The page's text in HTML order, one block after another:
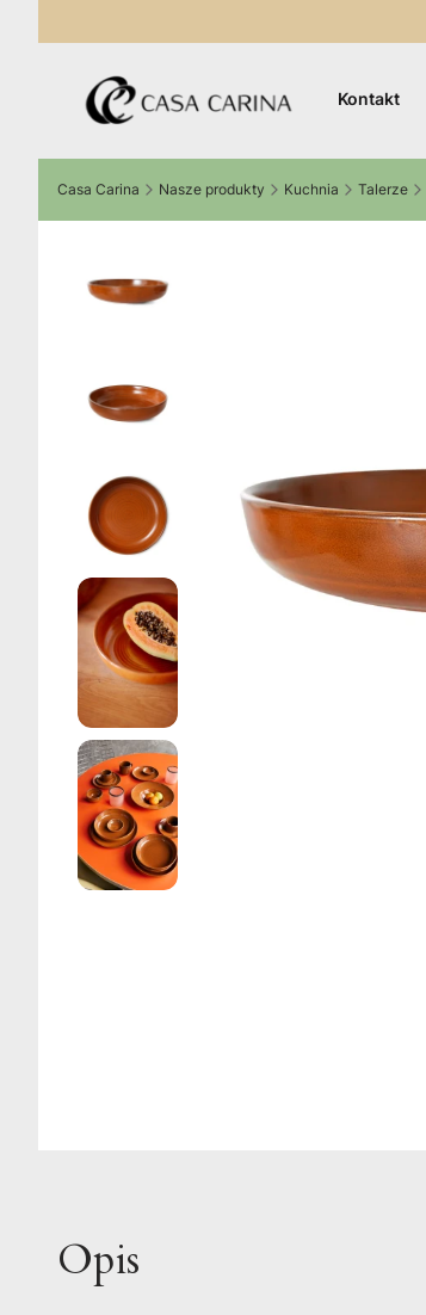
Kontakt
Casa Carina Nasze produkty Kuchnia Talerze
Opis